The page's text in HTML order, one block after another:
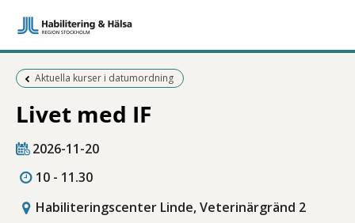
Föregående sida:
Aktuella kurser i datumordning
Livet med IF
2026-11-20
10 - 11.30
Habiliteringscenter Linde, Veterinärgränd 2